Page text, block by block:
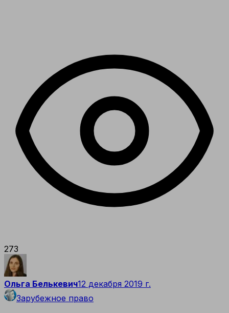
273
Ольга Белькевич12 декабря 2019 г.
Зарубежное право